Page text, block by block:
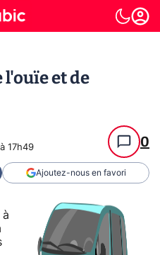
l'ouïe et de
17h49 0
Ajoutez-nous en favori